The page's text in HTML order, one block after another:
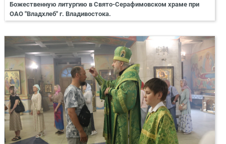
Божественную литургию в Свято-Серафимовском храме при
ОАО "Владхлеб" г. Владивостока.